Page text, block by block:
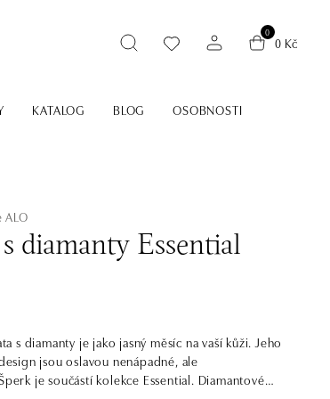
0
0 Kč
KATALOG BLOG OSOBNOSTI
ALO
diamanty Essential
s diamanty je jako jasný měsíc na vaší kůži. Jeho
jsou oslavou nenápadné, ale
součástí kolekce Essential. Diamantové